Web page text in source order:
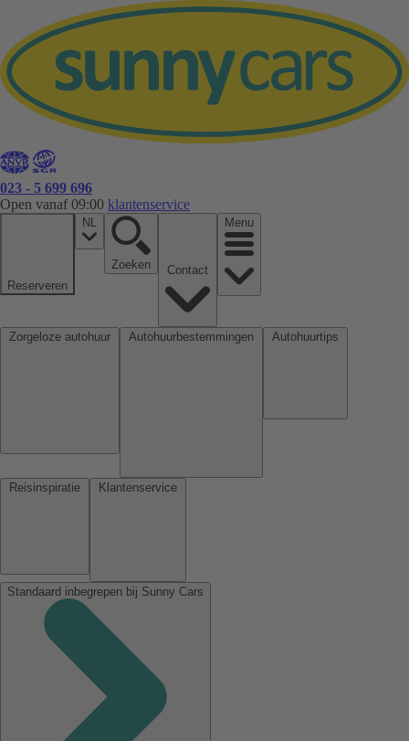
023 - 5 699 696
Open vanaf 09:00 klantenservice
Reserveren
NL
Zoeken
Menu
Standaard inbegrepen bij Sunny Cars